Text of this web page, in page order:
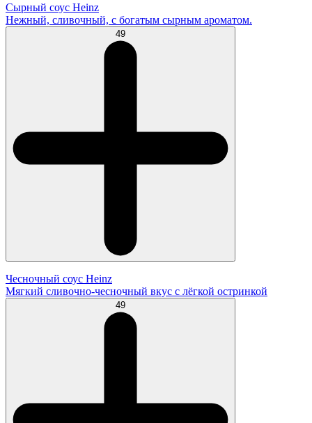
Сырный соус Heinz
Нежный, сливочный, с богатым сырным ароматом.
49
Чесночный соус Heinz
Мягкий сливочно-чесночный вкус с лёгкой остринкой
49